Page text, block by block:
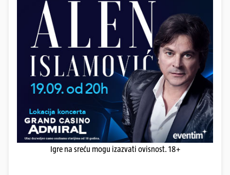
Igre na sreću mogu izazvati ovisnost. 18+